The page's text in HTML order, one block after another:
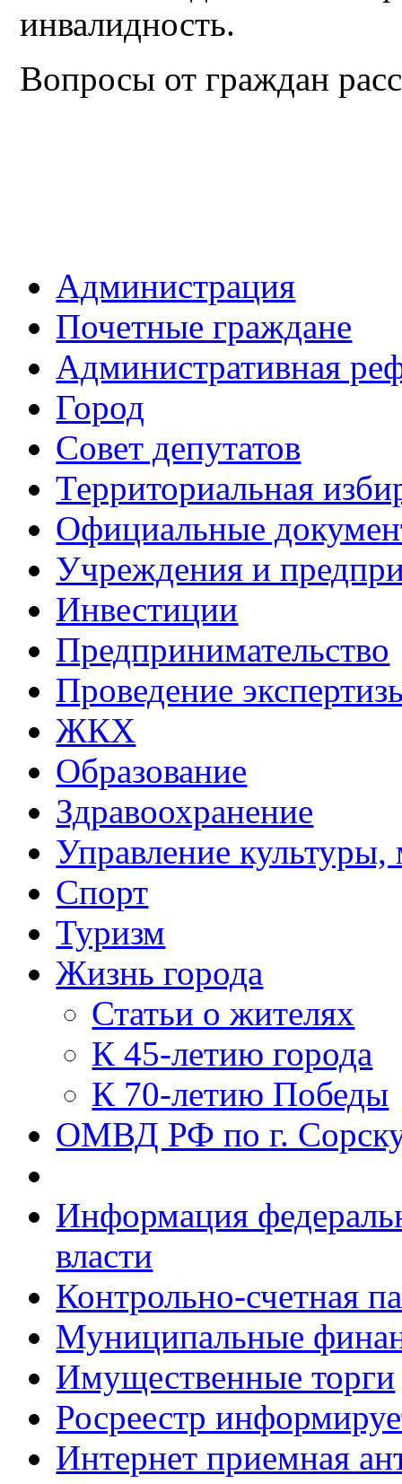
инвалидность.
Вопросы от граждан
Администрация
Почетные граждане
Административная
Город
Совет депутатов
Территориальная
Официальные
Учреждения и
Инвестиции
Предпринимательство
Проведение
ЖКХ
Образование
Здравоохранение
Управление
Спорт
Туризм
Жизнь города
Статьи о жителях
К 45-летию города
К 70-летию Победы
ОМВД РФ по г.
Информация
власти
Контрольно-счетная
Муниципальные
Имущественные торги
Росреестр
Интернет приемная